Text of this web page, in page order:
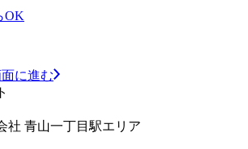
OK
に進む
社 青山一丁目駅エリア